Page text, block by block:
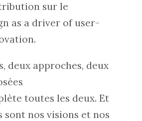
sur le
as a driver of user-
deux approches, deux
toutes les deux. Et
sont nos visions et nos